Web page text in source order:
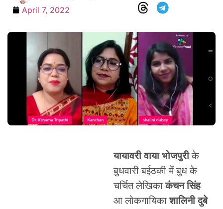
April 7, 2022
यायावरी वाया भोजपुरीके
बुधवारी बईठकी में बुध के
चर्चित लेखिकाकंचन सिंह
आ लोकगायिकाशालिनी दुबे